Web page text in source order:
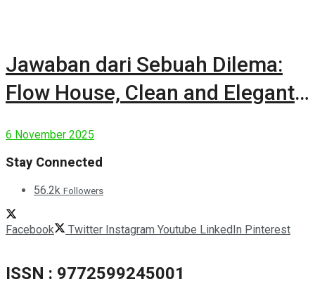
Jawaban dari Sebuah Dilema:
Flow House, Clean and Elegant
6 November 2025
Stay Connected
56.2k Followers
Facebook Twitter Instagram Youtube LinkedIn Pinterest
ISSN : 9772599245001